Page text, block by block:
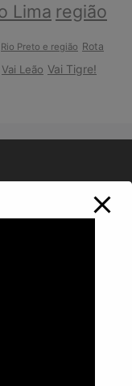
Lima região
Rio Preto e região Rota
Vai Leão Vai Tigre!